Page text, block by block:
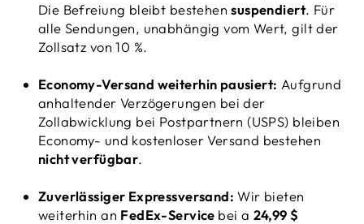
Die Befreiung bleibt bestehensuspendiert. Für
alle Sendungen, unabhängig vom Wert, gilt der
Zollsatz von 10 %.
Economy-Versand weiterhin pausiert: Aufgrund
anhaltender Verzögerungen bei der
Zollabwicklung bei Postpartnern (USPS) bleiben
Economy- und kostenloser Versand bestehen
nicht verfügbar.
Zuverlässiger Expressversand: Wir bieten
weiterhin an FedEx-Service bei a 24,99 $